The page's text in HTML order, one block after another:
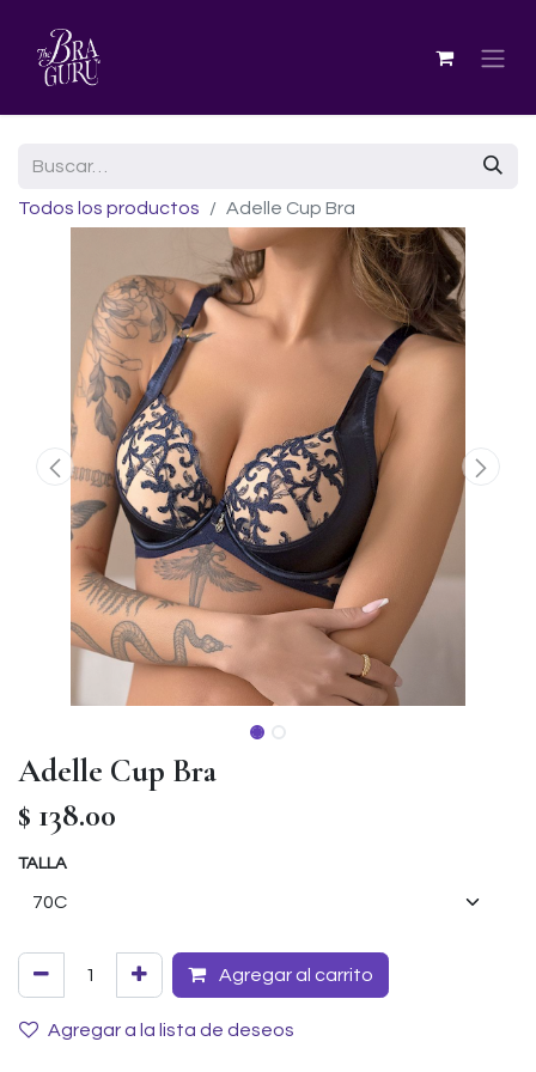
Todos los productos Adelle Cup Bra
Adelle Cup Bra
$ 138.00
TALLA
Agregar al carrito
Agregar a la lista de deseos